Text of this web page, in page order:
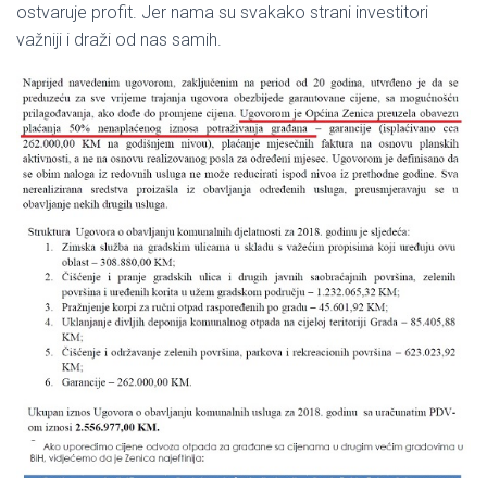
ostvaruje profit. Jer nama su svakako strani investitori
važniji i draži od nas samih.